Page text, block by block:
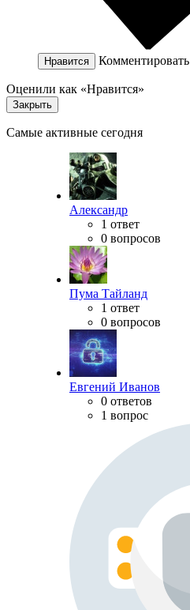
Нравится Комментировать
Оценили как «Нравится»
Закрыть
Самые активные сегодня
Александр
1 ответ
0 вопросов
Пума Тайланд
1 ответ
0 вопросов
Евгений Иванов
0 ответов
1 вопрос